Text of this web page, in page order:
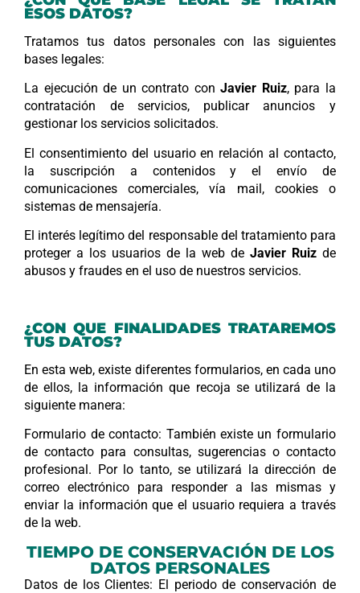
ESOS DATOS?
Tratamos tus datos personales con las siguientes
bases legales:
La ejecución de un contrato conJavier Ruiz, para la
contratación de servicios, publicar anuncios y
gestionar los servicios solicitados.
El consentimiento del usuario en relación al contacto,
la suscripción a contenidos y el envío de
comunicaciones comerciales, vía mail, cookies o
sistemas de mensajería.
El interés legítimo del responsable del tratamiento para
proteger a los usuarios de la web de Javier Ruizde
abusos y fraudes en el uso de nuestros servicios.
¿CON QUE FINALIDADES TRATAREMOS
TUS DATOS?
En esta web, existe diferentes formularios, en cada uno
de ellos, la información que recoja se utilizará de la
siguiente manera:
Formulario de contacto: También existe un formulario
de contacto para consultas, sugerencias o contacto
profesional. Por lo tanto, se utilizará la dirección de
correo electrónico para responder a las mismas y
enviar la información que el usuario requiera a través
de la web.
TIEMPO DE CONSERVACIÓN DE LOS
DATOS PERSONALES
Datos de los Clientes: El periodo de conservación de